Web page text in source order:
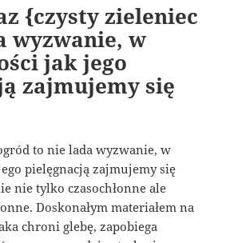
{czysty zieleniec
wyzwanie, w
jak jego
zajmujemy się
to nie lada wyzwanie, w
pielęgnacją zajmujemy się
nie tylko czasochłonne ale
Doskonałym materiałem na
chroni glebę, zapobiega